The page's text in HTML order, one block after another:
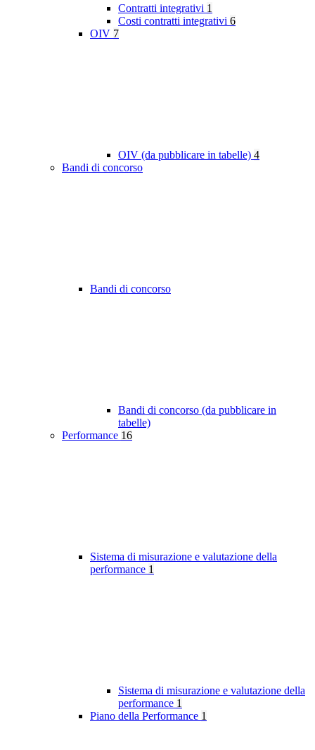
Contratti integrativi 1
Costi contratti integrativi 6
OIV 7
OIV (da pubblicare in tabelle) 4
Bandi di concorso
Bandi di concorso
Bandi di concorso (da pubblicare in
tabelle)
Performance 16
Sistema di misurazione e valutazione della
performance 1
Sistema di misurazione e valutazione della
performance 1
Piano della Performance 1